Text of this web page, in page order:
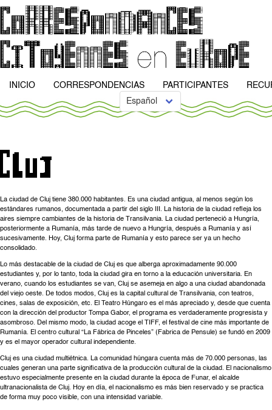
INICIO CORRESPONDENCIAS PARTICIPANTES
La ciudad de Cluj tiene 380.000 habitantes. Es una ciudad antigua, al menos según los
estándares rumanos, documentada a partir del siglo III. La historia de la ciudad refleja los
aires siempre cambiantes de la historia de Transilvania. La ciudad perteneció a Hungría,
posteriormente a Rumanía, más tarde de nuevo a Hungría, después a Rumanía y así
sucesivamente. Hoy, Cluj forma parte de Rumanía y esto parece ser ya un hecho
consolidado.
Lo más destacable de la ciudad de Cluj es que alberga aproximadamente 90.000
estudiantes y, por lo tanto, toda la ciudad gira en torno a la educación universitaria. En
verano, cuando los estudiantes se van, Cluj se asemeja en algo a una ciudad abandonada
del viejo oeste. De todos modos, Cluj es la capital cultural de Transilvania, con teatros,
cines, salas de exposición, etc. El Teatro Húngaro es el más apreciado y, desde que cuenta
con la dirección del productor Tompa Gabor, el programa es verdaderamente progresista y
asombroso. Del mismo modo, la ciudad acoge el TIFF, el festival de cine más importante de
Rumanía. El centro cultural “La Fábrica de Pinceles” (Fabrica de Pensule) se fundó en 2009
y es el mayor operador cultural independiente.
Cluj es una ciudad multiétnica. La comunidad húngara cuenta más de 70.000 personas, las
cuales generan una parte significativa de la producción cultural de la ciudad. El nacionalismo
estuvo especialmente presente en la ciudad durante la época de Funar, el alcalde
ultranacionalista de Cluj. Hoy en día, el nacionalismo es más bien reservado y se practica
de forma muy poco visible, con una intensidad variable.